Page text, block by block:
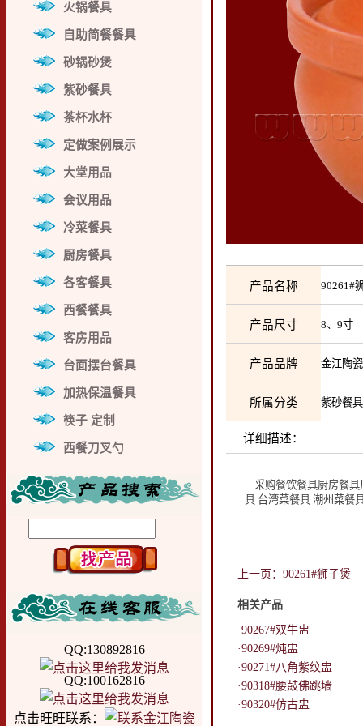
火锅餐具
自助简餐餐具
砂锅砂煲
紫砂餐具
茶杯水杯
定做案例展示
大堂用品
会议用品
冷菜餐具
厨房餐具
各客餐具
西餐餐具
客房用品
台面摆台餐具
加热保温餐具
筷子 定制
西餐刀叉勺
QQ:130892816
QQ:100162816
点击旺旺联系：
产品名称
产品尺寸 8、9寸
产品品牌 金江陶
所属分类 紫砂餐
详细描述：
采购餐饮餐具厨房餐具
具 台湾菜餐具 潮州菜餐
上一页：90261#狮子煲
相关产品
·90267#双牛盅
·90269#炖盅
·90271#八角紫纹盅
·90318#腰鼓佛跳墙
·90320#仿古盅